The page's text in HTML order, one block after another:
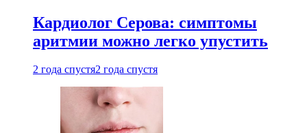
Кардиолог Серова: симптомы
аритмии можно легко упустить
2 года спустя2 года спустя